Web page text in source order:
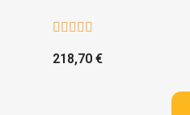
    
218,70 €